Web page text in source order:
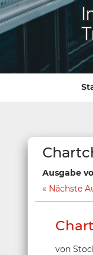
Ausgabe
Nächste
von